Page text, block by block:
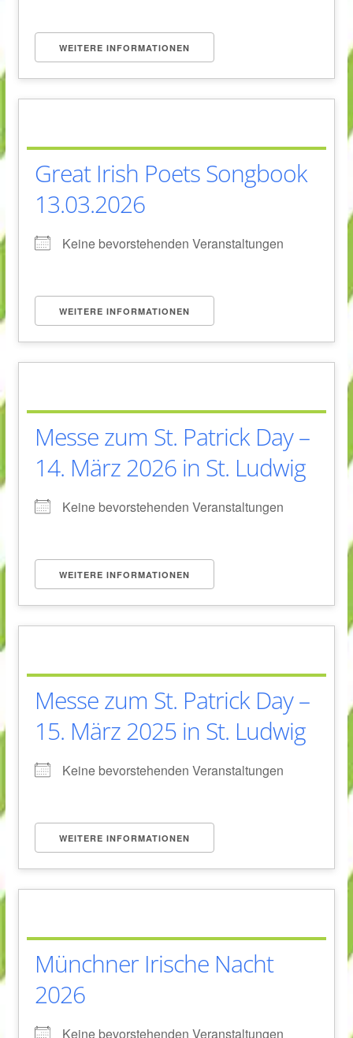
WEITERE INFORMATIONEN
Great Irish Poets Songbook
13.03.2026
Keine bevorstehenden Veranstaltungen
WEITERE INFORMATIONEN
Messe zum St. Patrick Day –
14. März 2026 in St. Ludwig
Keine bevorstehenden Veranstaltungen
WEITERE INFORMATIONEN
Messe zum St. Patrick Day –
15. März 2025 in St. Ludwig
Keine bevorstehenden Veranstaltungen
WEITERE INFORMATIONEN
Münchner Irische Nacht
2026
Keine bevorstehenden Veranstaltungen